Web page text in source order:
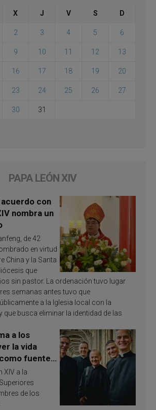
X J V S D
2 3 4 5 6
9 10 11 12 13
16 17 18 19 20
23 24 25 26 27
30 31
PAPA LEÓN XIV
con
nombra un
de 42
en virtud
China y la Santa
que
sin pastor. La ordenación tuvo lugar
semanas antes tuvo que
a la Iglesia local con la
que busca eliminar la identidad de las
a los
la vida
fuente
y
XIV a la
de los